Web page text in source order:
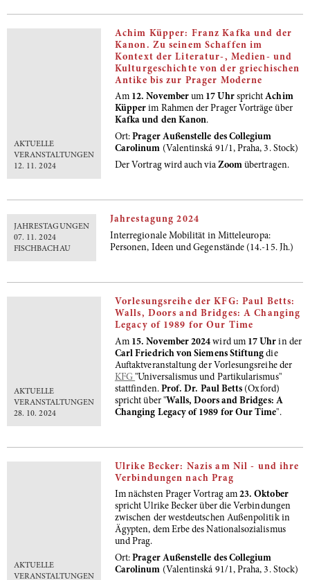
AKTUELLE
VERANSTALTUNGEN
12. 11. 2024
Achim Küpper: Franz Kafka und der
Kanon. Zu seinem Schaffen im
Kontext der Literatur-, Medien- und
Kulturgeschichte von der griechischen
Antike bis zur Prager Moderne
Am 12. Novemberum 17 Uhr sprichtAchim
Küpper im Rahmen der Prager Vorträge über
Kafka und den Kanon.
Ort:Prager Außenstelle des Collegium
Carolinum (Valentinská 91/1, Praha, 3. Stock)
Der Vortrag wird auch via Zoomübertragen.
JAHRESTAGUNGEN
07. 11. 2024
FISCHBACHAU
Jahrestagung 2024
Interregionale Mobilität in Mitteleuropa:
Personen, Ideen und Gegenstände (14.-15. Jh.)
AKTUELLE
VERANSTALTUNGEN
28. 10. 2024
Vorlesungsreihe der KFG: Paul Betts:
Walls, Doors and Bridges: A Changing
Legacy of 1989 for Our Time
Am 15. November 2024 wird um 17 Uhr in der
Carl Friedrich von Siemens Stiftung die
Auftaktveranstaltung der Vorlesungsreihe der
KFG"Universalismus und Partikularismus"
stattfinden. Prof. Dr. Paul Betts (Oxford)
spricht über "Walls, Doors and Bridges: A
Changing Legacy of 1989 for Our Time".
AKTUELLE
VERANSTALTUNGEN
Ulrike Becker: Nazis am Nil - und ihre
Verbindungen nach Prag
Im nächsten Prager Vortrag am23. Oktober
spricht Ulrike Becker über die Verbindungen
zwischen der westdeutschen Außenpolitik in
Ägypten, dem Erbe des Nationalsozialismus
und Prag.
Ort:Prager Außenstelle des Collegium
Carolinum (Valentinská 91/1, Praha, 3. Stock)